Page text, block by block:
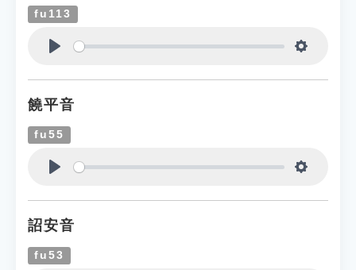
fu113
饒平音
fu55
詔安音
fu53